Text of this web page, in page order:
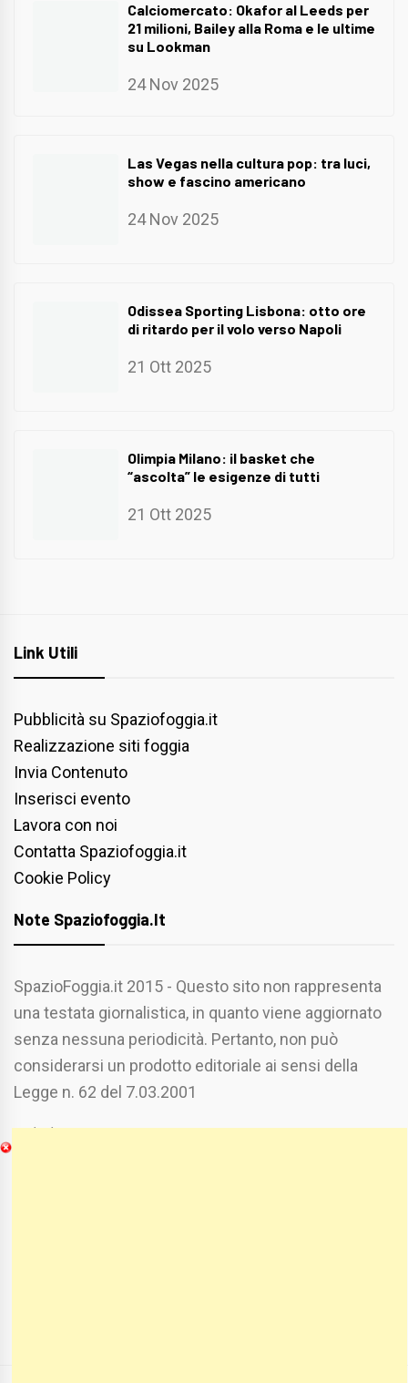
Calciomercato: Okafor al Leeds per
21 milioni, Bailey alla Roma e le ultime
su Lookman
24 Nov 2025
Las Vegas nella cultura pop: tra luci,
show e fascino americano
24 Nov 2025
Odissea Sporting Lisbona: otto ore
di ritardo per il volo verso Napoli
21 Ott 2025
Olimpia Milano: il basket che
“ascolta” le esigenze di tutti
21 Ott 2025
Link Utili
Pubblicità su Spaziofoggia.it
Realizzazione siti foggia
Invia Contenuto
Inserisci evento
Lavora con noi
Contatta Spaziofoggia.it
Cookie Policy
Note Spaziofoggia.it
SpazioFoggia.it 2015 - Questo sito non rappresenta
una testata giornalistica, in quanto viene aggiornato
senza nessuna periodicità. Pertanto, non può
considerarsi un prodotto editoriale ai sensi della
Legge n. 62 del 7.03.2001
Chi Siamo